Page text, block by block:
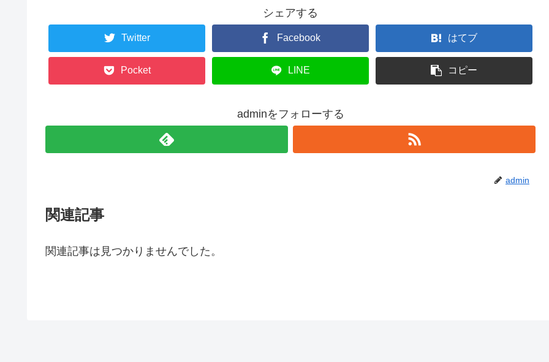
シェアする
Twitter Facebook はてブ
Pocket LINE コピー
adminをフォローする
admin
関連記事
関連記事は見つかりませんでした。